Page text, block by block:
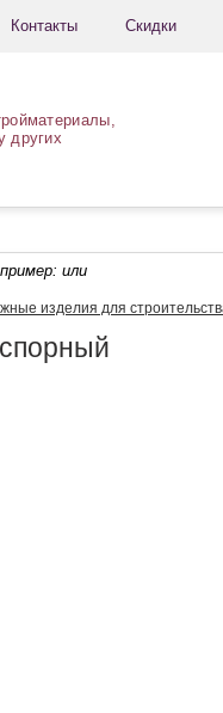
Контакты Скидки
других
или
изделия для